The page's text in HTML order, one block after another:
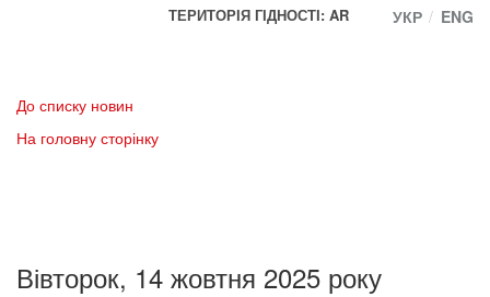
ТЕРИТОРІЯ ГІДНОСТІ: AR
УКР ENG
До списку новин
На головну сторінку
Вівторок, 14 жовтня 2025 року